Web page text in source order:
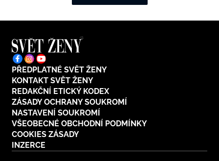
PŘEDPLATNÉ SVĚT ŽENY
KONTAKT SVĚT ŽENY
REDAKČNÍ ETICKÝ KODEX
ZÁSADY OCHRANY SOUKROMÍ
NASTAVENÍ SOUKROMÍ
VŠEOBECNÉ OBCHODNÍ PODMÍNKY
COOKIES ZÁSADY
INZERCE